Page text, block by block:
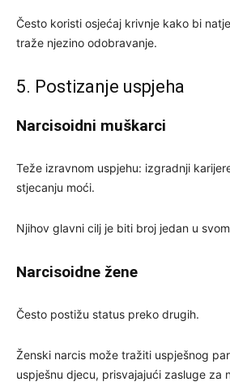
Često koristi osjećaj krivnje kako bi
traže njezino odobravanje.
5. Postizanje uspjeha
Narcisoidni muškarci
Teže izravnom uspjehu: izgradnji
stjecanju moći.
Njihov glavni cilj je biti broj jedan u
Narcisoidne žene
Često postižu status preko drugih.
Ženski narcis može tražiti uspješnog
uspješnu djecu, prisvajajući zasluge za